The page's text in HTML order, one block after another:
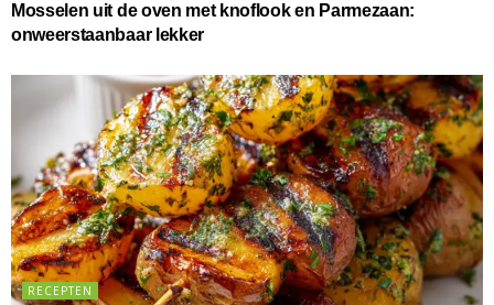
Mosselen uit de oven met knoflook en Parmezaan:
onweerstaanbaar lekker
RECEPTEN